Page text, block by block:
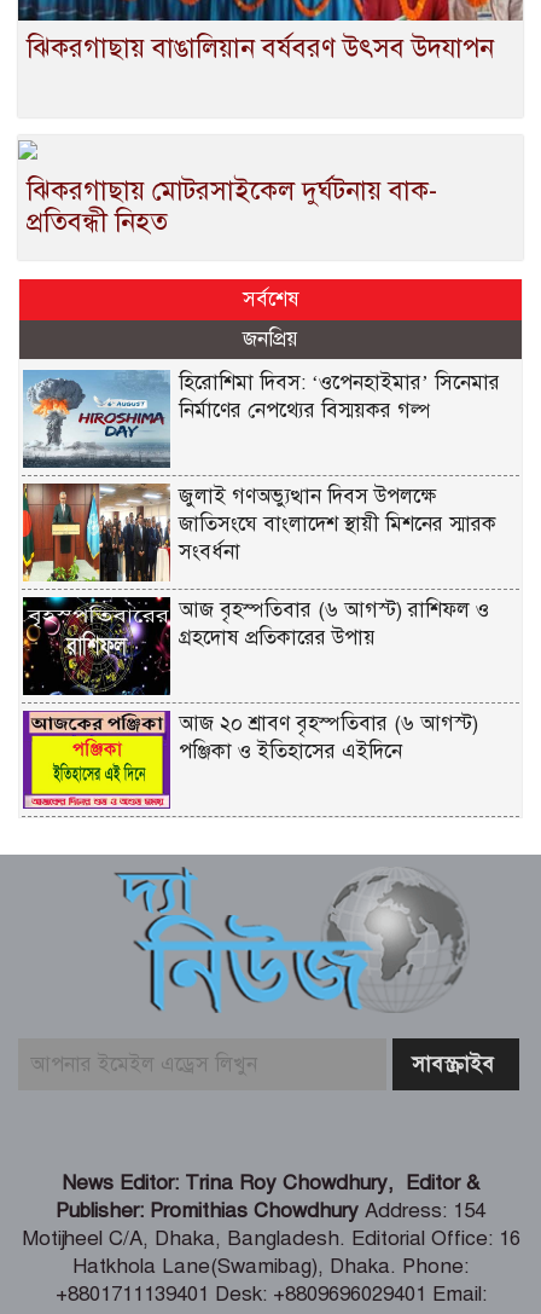
ঝিকরগাছায় বাঙালিয়ান বর্ষবরণ উৎসব উদযাপন
ঝিকরগাছায় মোটরসাইকেল দুর্ঘটনায় বাক-
প্রতিবন্ধী নিহত
সর্বশেষ
জনপ্রিয়
হিরোশিমা দিবস: ‘ওপেনহাইমার’ সিনেমার
নির্মাণের নেপথ্যের বিস্ময়কর গল্প
জুলাই গণঅভ্যুত্থান দিবস উপলক্ষে
জাতিসংঘে বাংলাদেশ স্থায়ী মিশনের স্মারক
সংবর্ধনা
আজ বৃহস্পতিবার (৬ আগস্ট) রাশিফল ও
গ্রহদোষ প্রতিকারের উপায়
আজ ২০ শ্রাবণ বৃহস্পতিবার (৬ আগস্ট)
পঞ্জিকা ও ইতিহাসের এইদিনে
পররাষ্ট্র মন্ত্রণালয়ের কড়া প্রতিক্রিয়া
বুড়িগঙ্গায় তরল বর্জ্য নির্গমনস্থল থেকে নমুনা
সংগ্রহ
ভোলায় ৫ম শ্রেণির ছাত্রীকে সংঘবদ্ধ ধর্ষণ-
ভিডিও ধারণ, তিন কিশোর গ্রেপ্তার
টানা ৫ দিন অনশনের পর বিয়ে, তিন মাস পর
মিলল মোনিয়ার ঝুলন্ত লাশ
শ্যামনগরে ৫ আগস্ট জুলাই গণঅভ্যুত্থান
News Editor: Trina Roy Chowdhury, Editor &
Publisher: Promithias Chowdhury Address: 154
Motijheel C/A, Dhaka, Bangladesh. Editorial Office: 16
Hatkhola Lane(Swamibag), Dhaka. Phone:
+8801711139401 Desk: +8809696029401 Email: